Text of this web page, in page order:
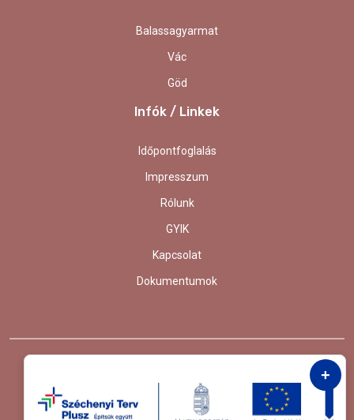
Balassagyarmat
Vác
Göd
Infók / Linkek
Időpontfoglalás
Impresszum
Rólunk
GYIK
Kapcsolat
Dokumentumok
© 2024. Medalpin. Minden Jog Fenntartva.
+